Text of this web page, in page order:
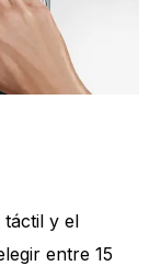
táctil y el
entre 15